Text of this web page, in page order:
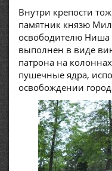
Внутри крепости
памятник князю
освободителю Ниша
выполнен в виде
патрона на
пушечные ядра,
освобождении